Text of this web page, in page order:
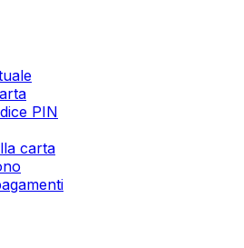
PIN
carta